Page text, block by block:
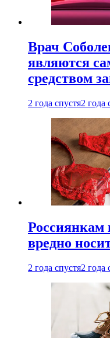
Врач
являются
средством
2 года спустя2 года
Россиянкам
вредно
2 года спустя2 года